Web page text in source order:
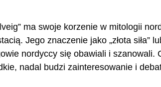
ma swoje korzenie w mitologii
Jego znaczenie jako „złota siła”
nordyccy się obawiali i szanowali.
nadal budzi zainteresowanie i